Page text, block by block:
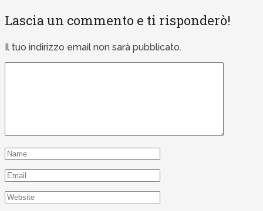
Lascia un commento e ti risponderò!
Il tuo indirizzo email non sarà pubblicato.